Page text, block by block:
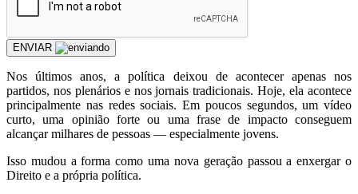
ENVIAR
Nos últimos anos, a política deixou de acontecer apenas nos
partidos, nos plenários e nos jornais tradicionais. Hoje, ela acontece
principalmente nas redes sociais. Em poucos segundos, um vídeo
curto, uma opinião forte ou uma frase de impacto conseguem
alcançar milhares de pessoas — especialmente jovens.
Isso mudou a forma como uma nova geração passou a enxergar o
Direito e a própria política.